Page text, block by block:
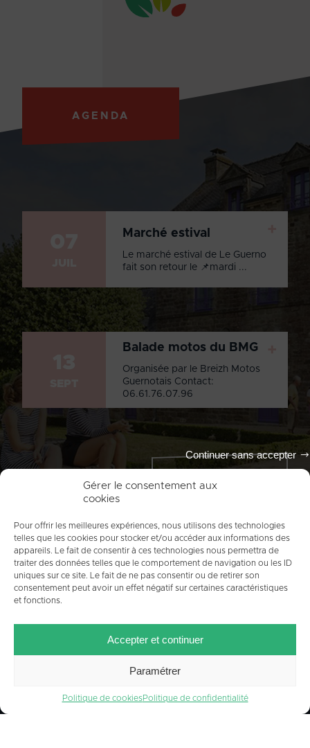
Gérer le consentement aux
cookies
Pour offrir les meilleures expériences, nous utilisons des technologies
telles que les cookies pour stocker et/ou accéder aux informations des
appareils. Le fait de consentir à ces technologies nous permettra de
traiter des données telles que le comportement de navigation ou les ID
uniques sur ce site. Le fait de ne pas consentir ou de retirer son
consentement peut avoir un effet négatif sur certaines caractéristiques
et fonctions.
Accepter et continuer
Continuer sans accepter
Paramétrer
Politique de cookiesPolitique de confidentialité
AGENDA
Marché estival
Le marché estival de Le Guerno
fait son retour le 📌mardi ...
Balade motos du BMG
Organisée par le Breizh Motos
Guernotais Contact:
06.61.76.07.96
PLAN DU SITE
MENTIONS LÉGALES
CRÉDITS POLITIQUE DE COOKIES (UE)